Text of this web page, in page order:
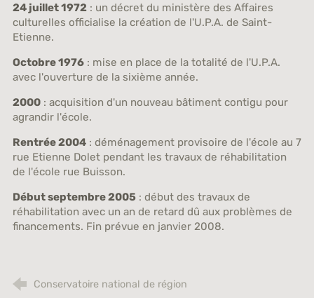
24 juillet 1972: un décret du ministère des Affaires
culturelles officialise la création de l'U.P.A. de Saint-
Etienne.
Octobre 1976: mise en place de la totalité de l'U.P.A.
avec l'ouverture de la sixième année.
2000: acquisition d'un nouveau bâtiment contigu pour
agrandir l'école.
Rentrée 2004: déménagement provisoire de l'école au 7
rue Etienne Dolet pendant les travaux de réhabilitation
de l'école rue Buisson.
Début septembre 2005: début des travaux de
réhabilitation avec un an de retard dû aux problèmes de
financements. Fin prévue en janvier 2008.
Conservatoire national de région